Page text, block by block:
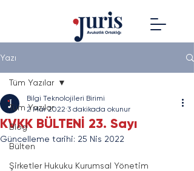
Yazı
Tüm Yazılar
Blog
Bülten
Şirketler Hukuku Kurumsal Yönetim
Tüm Yazılar
KVKK BÜLTENİ 23. Sayı
Bilgi Teknolojileri Birimi
2 Mar 2022 3 dakikada okunur
Güncelleme tarihi: 25 Nis 2022